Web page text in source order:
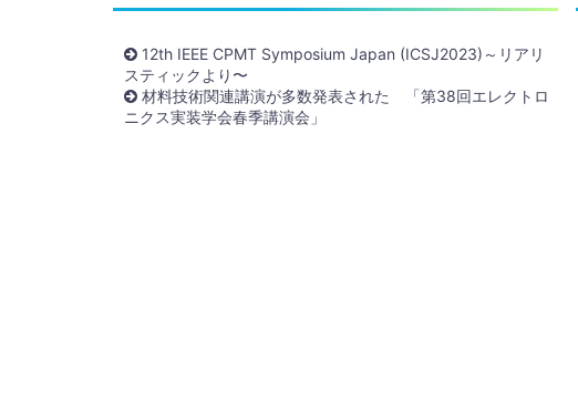
12th IEEE CPMT Symposium Japan (ICSJ2023)～リアリ
スティックより〜
材料技術関連講演が多数発表された 「第38回エレクトロ
ニクス実装学会春季講演会」